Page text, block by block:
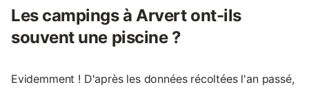
Les campings à Arvert ont-ils
souvent une piscine ?
Evidemment ! D'après les données récoltées l'an passé,